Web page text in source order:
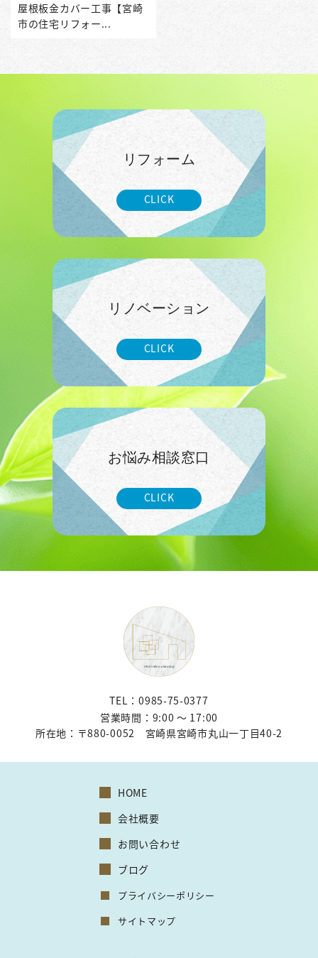
屋根板金カバー工事【宮崎
市の住宅リフォー...
リフォーム
CLICK
リノベーション
CLICK
お悩み相談窓口
CLICK
TEL：0985-75-0377
営業時間：9:00 〜 17:00
所在地： 〒880-0052 宮崎県宮崎市丸山一丁目40-2
HOME
会社概要
お問い合わせ
ブログ
プライバシーポリシー
サイトマップ